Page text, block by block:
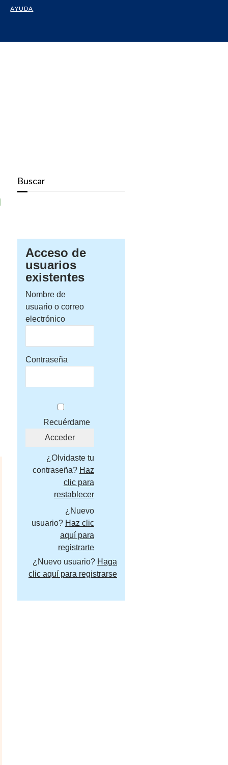
AYUDA
Buscar
Acceso de
usuarios
existentes
Nombre de
usuario o correo
electrónico
Contraseña
Recuérdame
¿Olvidaste tu
contraseña? Haz
clic para
restablecer
¿Nuevo
usuario? Haz clic
aquí para
registrarte
¿Nuevo usuario? Haga
clic aquí para registrarse